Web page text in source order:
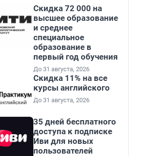
Скидка 72 000 на
высшее образование
и среднее
специальное
образование в
первый год обучения
До 31 августа, 2026
Скидка 11% на все
курсы английского
До 31 августа, 2026
35 дней бесплатного
доступа к подписке
Иви для новых
пользователей